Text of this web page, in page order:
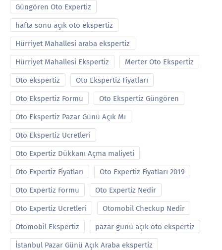
Güngören Oto Expertiz
hafta sonu açık oto ekspertiz
Hürriyet Mahallesi araba ekspertiz
Hürriyet Mahallesi Ekspertiz Merter Oto Ekspertiz
Oto ekspertiz Oto Ekspertiz Fiyatları
Oto Ekspertiz Formu Oto Ekspertiz Güngören
Oto Ekspertiz Pazar Günü Açık Mı
Oto Ekspertiz Ucretleri
Oto Expertiz Dükkanı Açma maliyeti
Oto Expertiz Fiyatları Oto Expertiz Fiyatları 2019
Oto Expertiz Formu Oto Expertiz Nedir
Oto Expertiz Ucretleri Otomobil Checkup Nedir
Otomobil Ekspertiz pazar günü açık oto ekspertiz
İstanbul Pazar Günü Açık Araba ekspertiz